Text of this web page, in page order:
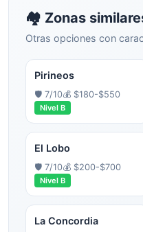
🏘️ Zonas
Otras opciones con
Pirineos
🛡️ 7/10💰 $180-$550
Nivel B
El Lobo
🛡️ 7/10💰 $200-$700
Nivel B
La Concordia